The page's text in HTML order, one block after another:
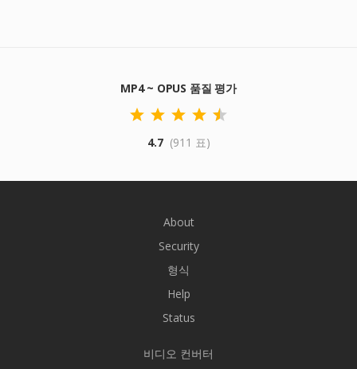
MP4 ~ OPUS 품질 평가
4.7 (911 표)
About
Security
형식
Help
Status
비디오 컨버터